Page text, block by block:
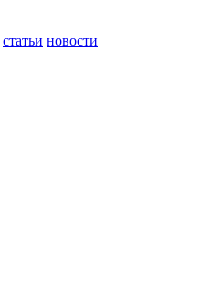
статьи новости